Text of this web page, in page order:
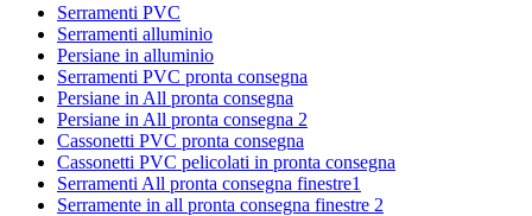
Serramenti PVC
Serramenti alluminio
Persiane in alluminio
Serramenti PVC pronta consegna
Persiane in All pronta consegna
Persiane in All pronta consegna 2
Cassonetti PVC pronta consegna
Cassonetti PVC pelicolati in pronta consegna
Serramenti All pronta consegna finestre1
Serramente in all pronta consegna finestre 2